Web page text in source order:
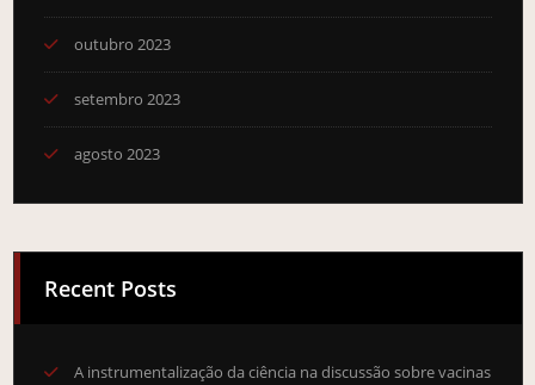
outubro 2023
setembro 2023
agosto 2023
Recent Posts
A instrumentalização da ciência na discussão sobre vacinas